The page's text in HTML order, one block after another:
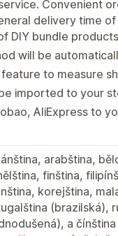
Convenient
delivery time
DIY bundle
will be
to measure
imported to your
AliExpress to
arabština,
finština,
korejština,
(brazilská),
a